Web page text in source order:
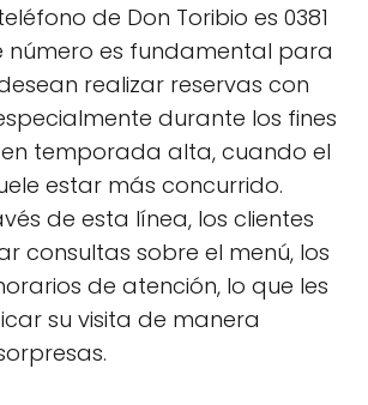
de Don Toribio es 0381
número es fundamental para
realizar reservas con
durante los fines
temporada alta, cuando el
estar más concurrido.
de esta línea, los clientes
consultas sobre el menú, los
de atención, lo que les
su visita de manera